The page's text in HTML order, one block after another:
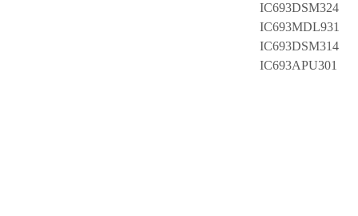
IC693DSM324
IC693MDL931
IC693DSM314
IC693APU301